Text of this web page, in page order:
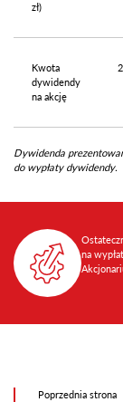
zł)
Kwota
dywidendy
na akcję
Dywidenda
do wypłaty dywidendy.
na
Poprzednia strona